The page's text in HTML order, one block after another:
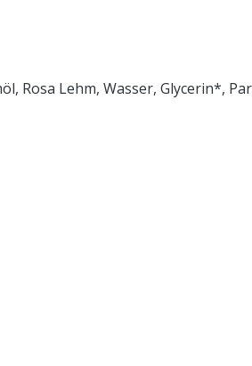
Rosa Lehm, Wasser, Glycerin*,